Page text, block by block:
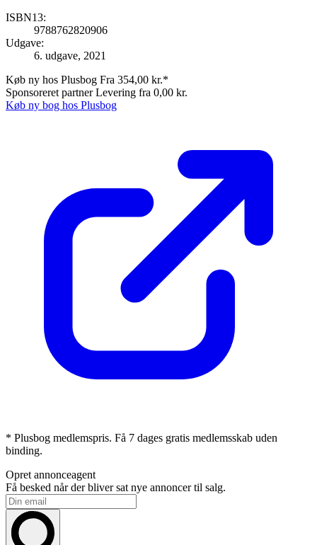
ISBN13:
9788762820906
Udgave:
6. udgave, 2021
Køb ny hos Plusbog Fra 354,00 kr.*
Sponsoreret partnerLevering fra 0,00 kr.
Køb ny bog hos Plusbog
* Plusbog medlemspris. Få 7 dages gratis medlemsskab uden
binding.
Opret annonceagent
Få besked når der bliver sat nye annoncer til salg.